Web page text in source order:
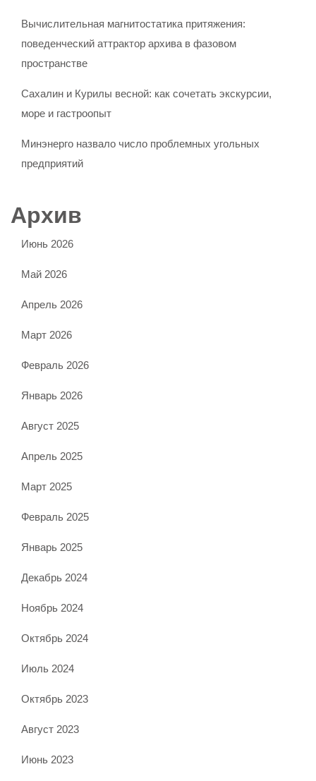
Вычислительная магнитостатика притяжения:
поведенческий аттрактор архива в фазовом
пространстве
Сахалин и Курилы весной: как сочетать экскурсии,
море и гастроопыт
Минэнерго назвало число проблемных угольных
предприятий
Архив
Июнь 2026
Май 2026
Апрель 2026
Март 2026
Февраль 2026
Январь 2026
Август 2025
Апрель 2025
Март 2025
Февраль 2025
Январь 2025
Декабрь 2024
Ноябрь 2024
Октябрь 2024
Июль 2024
Октябрь 2023
Август 2023
Июнь 2023